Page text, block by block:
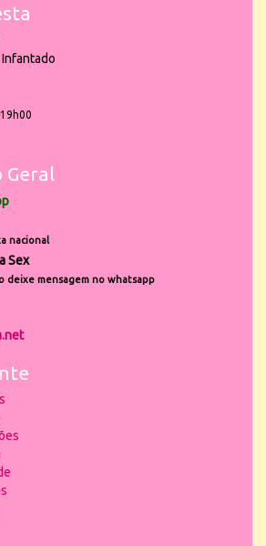
Infantado
Geral
nacional
Sex
deixe mensagem no whatsapp